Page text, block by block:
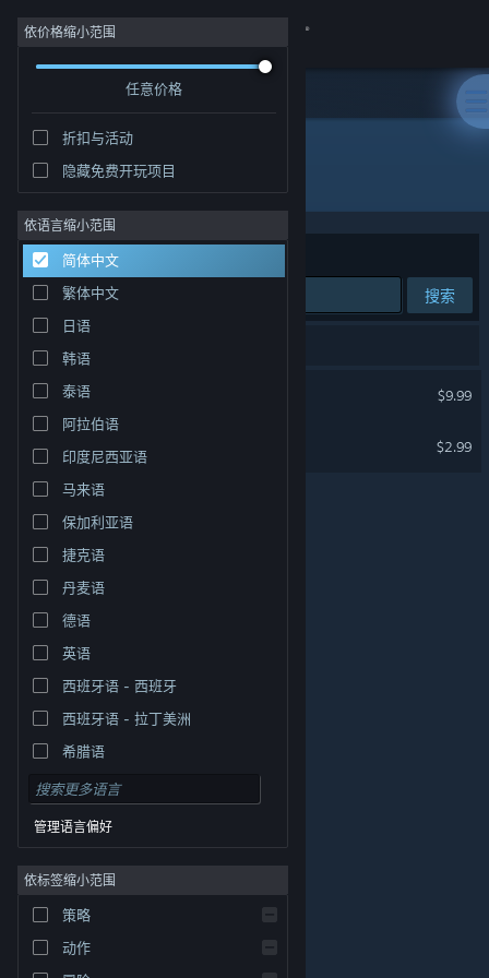
登录
社区
关于
客服
更改语言
获取 Steam 手机应用
查看桌面版网站
© Valve Corporation。保留所有权利。所有商标均为其在
律信息| 无障碍
依价格缩小范围
任意价格
折扣与活动
隐藏免费开玩项目
依语言缩小范围
简体中文
繁体中文
日语
韩语
泰语
阿拉伯语
印度尼西亚语
马来语
保加利亚语
捷克语
丹麦语
德语
英语
西班牙语 - 西班牙
西班牙语 - 拉丁美洲
希腊语
管理语言偏好
依标签缩小范围
策略
动作
开发者: Hot Chili Games
排序依据 相关性
搜索
2 个匹配的搜索结果。
$9.99
$2.99